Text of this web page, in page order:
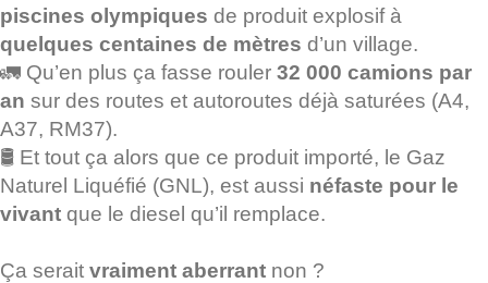
piscines olympiques de produit explosif à
quelques centaines de mètres d’un village.
🚛 Qu’en plus ça fasse rouler 32 000 camions par
an sur des routes et autoroutes déjà saturées (A4,
A37, RM37).
🛢️ Et tout ça alors que ce produit importé, le Gaz
Naturel Liquéfié (GNL), est aussi néfaste pour le
vivant que le diesel qu’il remplace.
Ça serait vraiment aberrant non ?